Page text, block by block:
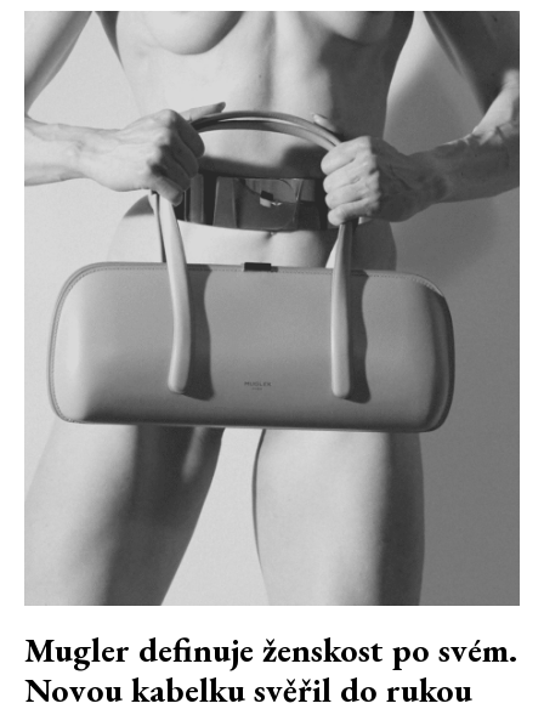
Mugler definuje ženskost po svém.
Novou kabelku svěřil do rukou